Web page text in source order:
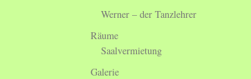
Werner – der Tanzlehrer
Räume
Saalvermietung
Galerie